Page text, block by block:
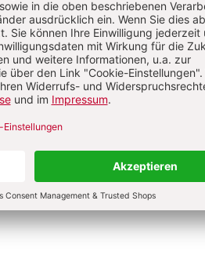
als Neubearbeitung erschienen.